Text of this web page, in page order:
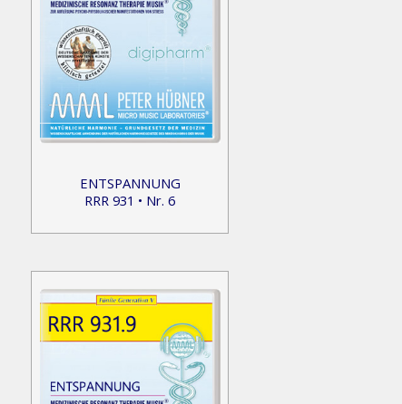
ENTSPANNUNG
RRR 931 • Nr. 6